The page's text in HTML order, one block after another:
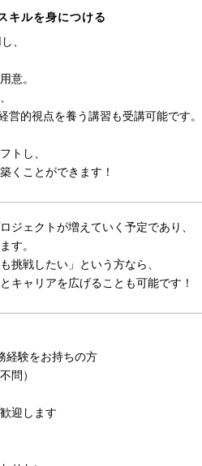
キルを身につける
、
意。
的視点を養う講習も受講可能です。
トし、
くことができます！
ジェクトが増えていく予定であり、
す。
挑戦したい」という方なら、
キャリアを広げることも可能です！
経験をお持ちの方
問）
迎します